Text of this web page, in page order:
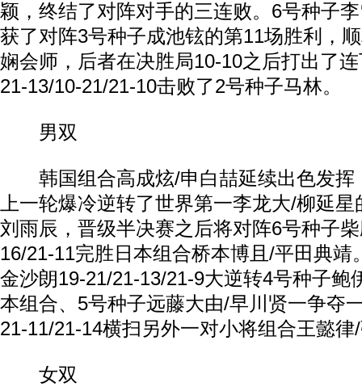
颖，终结了对阵对手的三连败。6号种子
获了对阵3号种子成池铉的第11场胜利，
娴会师，后者在决胜局10-10之后打出了
21-13/10-21/21-10击败了2号种子马林。
男双
韩国组合高成炫/申白喆延续出色发挥
上一轮爆冷逆转了世界第一李龙大/柳延
刘雨辰，晋级半决赛之后将对阵6号种子
16/21-11完胜日本组合桥本博且/平田典靖
金沙朗19-21/21-13/21-9大逆转4号种子鲍
本组合、5号种子远藤大由/早川贤一争夺
21-11/21-14横扫另外一对小将组合王懿律
女双
动物系恋人啊 | 钟欣潼体验爱情哲学 南